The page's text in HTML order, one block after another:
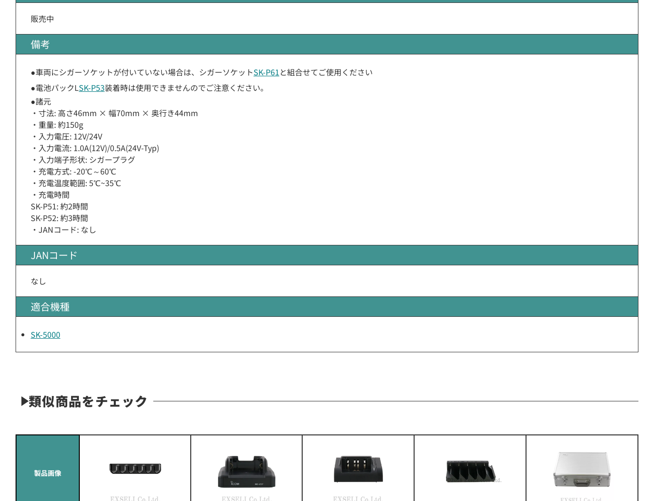
販売中
備考
●車両にシガーソケットが付いていない場合は、シガーソケットSK-P61と組合せてご使用ください
●電池パックLSK-P53装着時は使用できませんのでご注意ください。
●諸元
・寸法: 高さ46mm × 幅70mm × 奥行き44mm
・重量: 約150g
・入力電圧: 12V/24V
・入力電流: 1.0A(12V)/0.5A(24V-Typ)
・入力端子形状: シガープラグ
・充電方式: -20℃～60℃
・充電温度範囲: 5℃~35℃
・充電時間
SK-P51: 約2時間
SK-P52: 約3時間
・JANコード: なし
JANコード
なし
適合機種
SK-5000
類似商品をチェック
製品画像